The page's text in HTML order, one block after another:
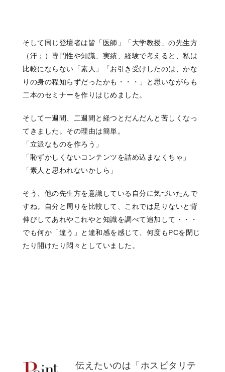
そして同じ登壇者は皆「医師」「大学教授」の先生方
（汗；）専門性や知識、実績、経験で考えると、私は
比較にならない「素人」「お引き受けしたのは、かな
りの身の程知らずだったかも・・・」と思いながらも
二本のセミナーを作りはじめました。
そして一週間、二週間と経つとだんだんと苦しくなっ
てきました。その理由は簡単。
「立派なものを作ろう」
「恥ずかしくないコンテンツを詰め込まなくちゃ」
「素人と思われないかしら」
そう、他の先生方を意識している自分に気づいたんで
すね。自分と周りを比較して、これでは足りないと背
伸びしてあれやこれやと知識を調べて追加して・・・
でも何か「違う」と違和感を感じて、何度もPCを閉じ
たり開けたり悶々としていました。
伝えたいのは「ホスピタリテ